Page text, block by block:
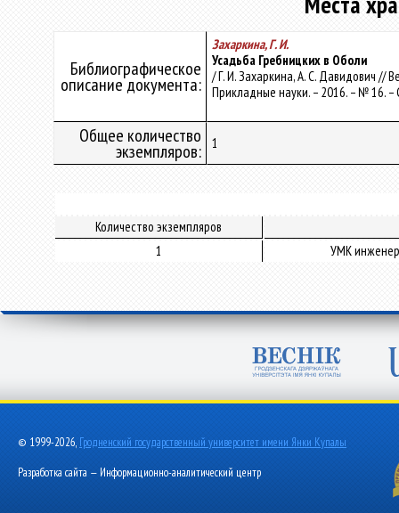
Библиографическое
описание документа:
Захаркина, Г. И.
Усадьба Гребницких в Оболи
/ Г. И. Захаркина, А. С. Давидович //
Прикладные науки. – 2016. – № 16. –
Общее количество
экземпляров: 1
Количество экземпляров
1
УМК
© 1999-2026, Гродненский государственный университет имени Янки Купалы
Разработка сайта — Информационно-аналитический центр